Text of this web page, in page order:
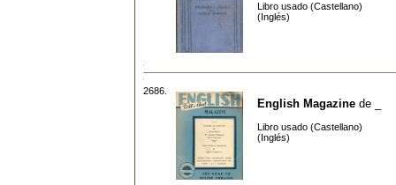
Libro usado (Castellano)
(Inglés)
2686.
English Magazine de
Libro usado (Castellano)
(Inglés)